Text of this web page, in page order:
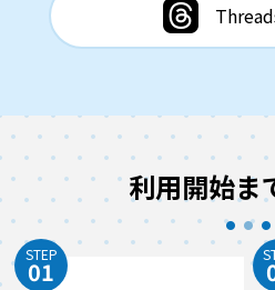
利用開始ま
STEP
01